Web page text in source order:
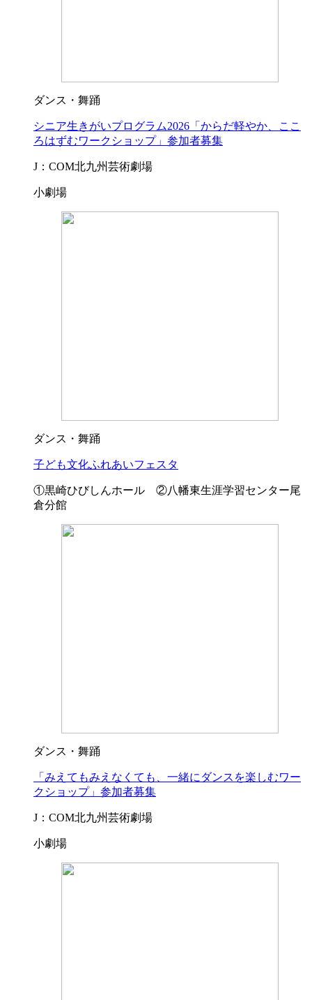
ダンス・舞踊
シニア生きがいプログラム2026「からだ軽やか、ここ
ろはずむワークショップ」参加者募集
J：COM北九州芸術劇場
小劇場
ダンス・舞踊
子ども文化ふれあいフェスタ
①黒崎ひびしんホール ②八幡東生涯学習センター尾
倉分館
ダンス・舞踊
「みえてもみえなくても、一緒にダンスを楽しむワー
クショップ」参加者募集
J：COM北九州芸術劇場
小劇場